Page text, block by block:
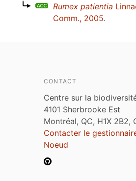
Rumex patientia
Comm., 2005.
CONTACT
Centre sur la
4101 Sherbrooke Est
Montréal, QC, H1X 2B2,
Contacter le
Noeud